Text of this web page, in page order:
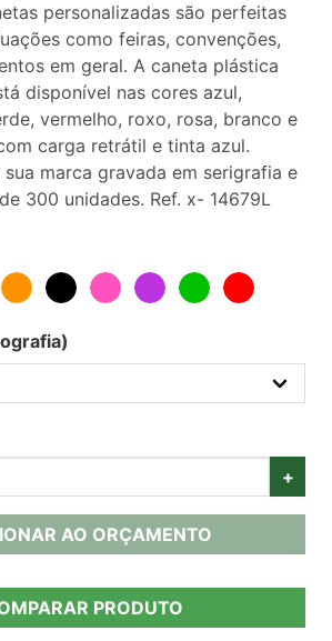
personalizadas são perfeitas
como feiras, convenções,
em geral. A caneta plástica
disponível nas cores azul,
vermelho, roxo, rosa, branco e
carga retrátil e tinta azul.
marca gravada em serigrafia e
300 unidades. Ref. x- 14679L
+
AO ORÇAMENTO
PRODUTO